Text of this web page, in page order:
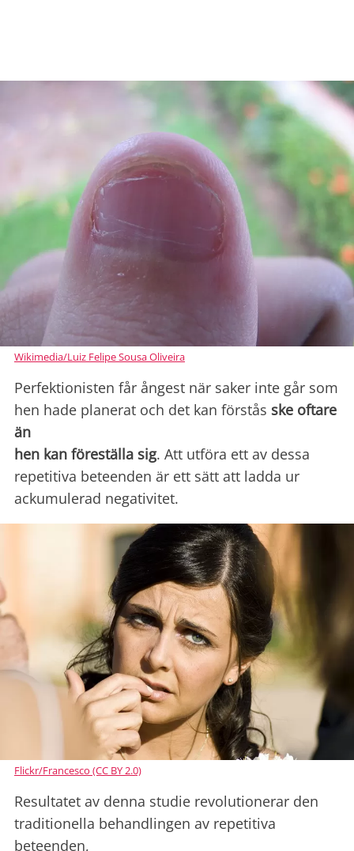
Wikimedia/Luiz Felipe Sousa Oliveira
Perfektionisten får ångest när saker inte går som
hen hade planerat och det kan förstås ske oftare
än
hen kan föreställa sig. Att utföra ett av dessa
repetitiva beteenden är ett sätt att ladda ur
ackumulerad negativitet.
Flickr/Francesco (CC BY 2.0)
Resultatet av denna studie revolutionerar den
traditionella behandlingen av repetitiva
beteenden,